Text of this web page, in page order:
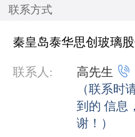
联系方式
秦皇岛泰华思创玻璃
联系人: 高先生 
（联系时
到的 信息
谢！）